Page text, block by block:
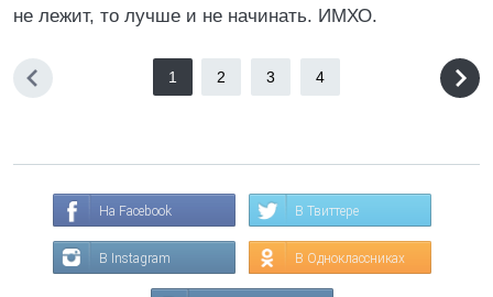
не лежит, то лучше и не начинать. ИМХО.
1 2 3 4
На Facebook В Твиттере
В Instagram В Одноклассниках